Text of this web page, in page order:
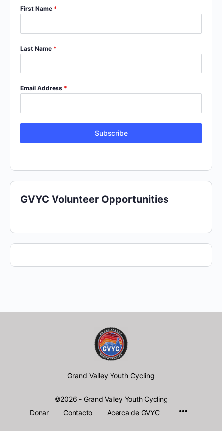
First Name *
Last Name *
Email Address *
Subscribe
GVYC Volunteer Opportunities
Grand Valley Youth Cycling
©2026 - Grand Valley Youth Cycling
Donar
Contacto Acerca de GVYC